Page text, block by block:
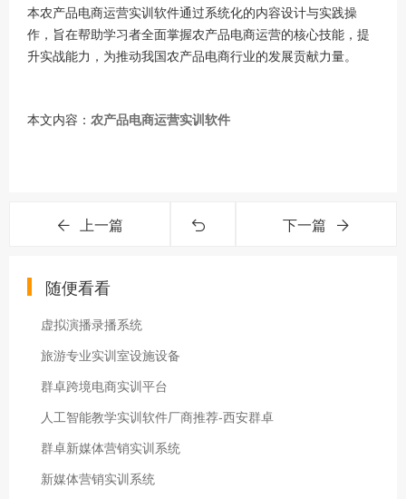
本农产品电商运营实训软件通过系统化的内容设计与实践操
作，旨在帮助学习者全面掌握农产品电商运营的核心技能，提
升实战能力，为推动我国农产品电商行业的发展贡献力量。
本文内容： 农产品电商运营实训软件
上一篇 下一篇
随便看看
虚拟演播录播系统
旅游专业实训室设施设备
群卓跨境电商实训平台
人工智能教学实训软件厂商推荐-西安群卓
群卓新媒体营销实训系统
新媒体营销实训系统